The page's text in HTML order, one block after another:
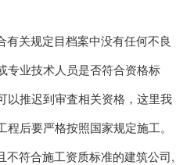
有关规定目档案中没有任何不良
专业技术人员是否符合资格标
以推迟到审査相关资格，这里我
后要严格按照国家规定施工。
不符合施工资质标准的建筑公司,